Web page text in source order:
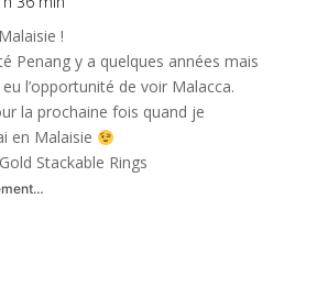
!
Penang y a quelques années mais
eu l’opportunité de voir Malacca.
la prochaine fois quand je
en Malaisie
Stackable Rings